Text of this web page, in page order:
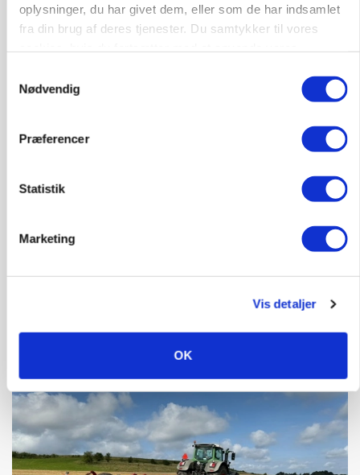
oplysninger, du har givet dem, eller som de har indsamlet
fra din brug af deres tjenester. Du samtykker til vores
Nødvendig
Præferencer
Statistik
Marketing
Vis detaljer
OK
Folketinget behandler ny gødskningslov: Sådan
kan den ændre din bedrift fra 2027
KVÆG
Snart kan man søge tilskud til naturprojekter